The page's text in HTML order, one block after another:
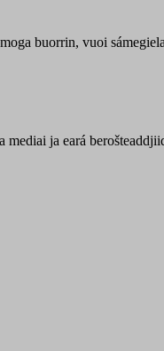
buorrin, vuoi
ja eará